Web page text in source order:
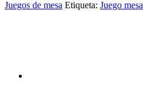
Juegos de mesa Etiqueta: Juego mesa